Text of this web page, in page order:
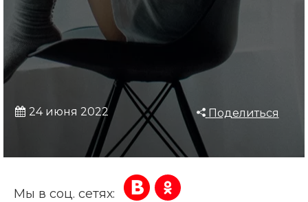
24 июня 2022 Поделиться
Мы в соц. сетях: